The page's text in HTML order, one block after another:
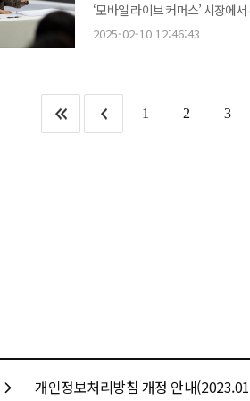
파트너십 기반으로 일본, 동남
플랫폼으로 성장시킨다는 목표
추진한다. 엠넷플러스는 K팝 콘
강화하고 온스타일은 큐레이션
조달하는 방안을 논의하고 있는 것으로 알려졌다. 한화호텔앤드리조트의
기준으로 1294억원에 불과해 외부
(+1.8%), 3376억원(+34.3%)의
수익성 개선을 이끌었다. 특히 알지닌, 발린, 이소류신, 히스티딘 등 고부가가치 품목인 스페셜티 제품의 매출 비중은
2조3085억원의 매출과 747억원
영향과 생산성 개선 등 제조원가 안정
수많은 어려움 속에서도 뚝심
tvN 채널 사업을 총괄하는 박상
‘태풍상사’, 약자들을 변호하는
소재로 한 ‘이혼보험’ 등이 소개
스펙트럼’, ‘시그니처 콘텐츠’, ‘스포츠 과몰입’으로 제시했다.
다양한 이용자들을 만족시킬 준
‘모바일 라이브 커머스’ 시장에서 확고한 1위를 당부했다. 10일
방배동 CJ ENM 커머스부문(CJ
선제적으로 대응해 독보적 경쟁력으로 시장 선
사업 역량을 집중하지 않으면
것”을 당부했다. 이 회장은 또 “국내 성과를 바탕으로 글로벌까지 성장해 더 넓은 시장에서 라이프스타일 트렌드를
2025-02-10 12:46:43
1 2 3
개인정보처리방침 개정 안내